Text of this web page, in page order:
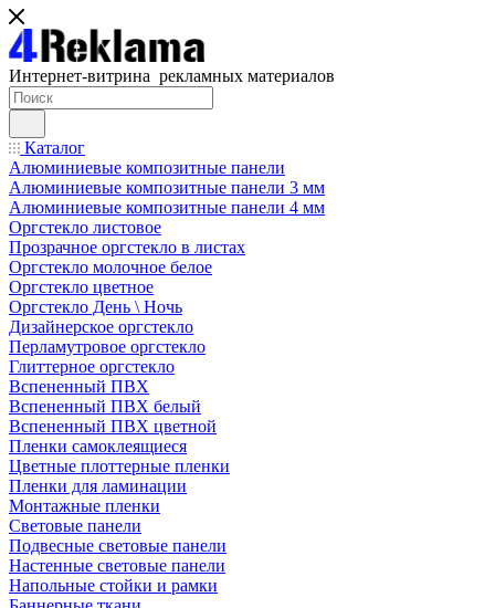
Интернет-витрина рекламных материалов
Каталог
Алюминиевые композитные панели
Алюминиевые композитные панели 3 мм
Алюминиевые композитные панели 4 мм
Оргстекло листовое
Прозрачное оргстекло в листах
Оргстекло молочное белое
Оргстекло цветное
Оргстекло День \ Ночь
Дизайнерское оргстекло
Перламутровое оргстекло
Глиттерное оргстекло
Вспененный ПВХ
Вспененный ПВХ белый
Вспененный ПВХ цветной
Пленки самоклеящиеся
Цветные плоттерные пленки
Пленки для ламинации
Монтажные пленки
Световые панели
Подвесные световые панели
Настенные световые панели
Напольные стойки и рамки